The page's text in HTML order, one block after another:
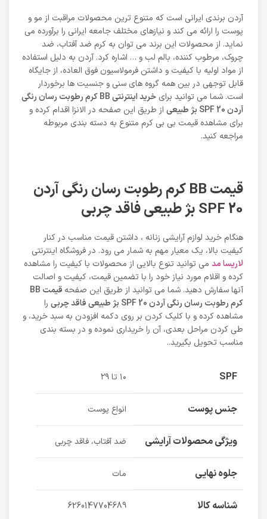
آردن برندی ایرانی است که متنوع ترین محصولات مراقبت از مو و
پوست را ارائه می کند و نیازهای مختلف جامعه ایرانی را برآورده می
نماید. از محصولات این برند می توان به کرم ضد آفتاب، ضد
چروک، مرطوب کننده، بالم لب و … اشاره کرد. آردن به دلیل استفاده
از مواد اولیه با کیفیت و داشتن فرمولاسیون فوق العاده، از جایگاه
قابل توجهی در بین همه گروه های سنی و جنسیت ها برخوردار
است. شما می توانید برای
خرید اینترنتی BB کرم رطوبت رسان رنگی
آردن SPF 20 بژ طبیعی
از طریق این صفحه در الانزا اقدام کرده و
برای مشاهده قیمت بی بی کرم متنوع به دسته بندی مربوطه
مراجعه کنید.
قیمت BB کرم رطوبت رسان رنگی آردن
SPF 20 بژ طبیعی فاقد چربی
هنگام خرید لوازم آرایشی زنانه ، داشتن قیمت مناسب در کنار
کیفیت بالا، یک معیار مهم به شمار می رود. در فروشگاه اینترنتی
لاریسا مد می توانید تنوع بالایی از محصولات با کیفیت را مشاهده
کرده و اقلام مورد نیاز خود را با تضمین قیمت، کیفیت و اصالت
آنها سفارش دهید. شما می توانید از طریق این صفحه
قیمت BB
کرم رطوبت رسان رنگی آردن SPF 20 بژ طبیعی فاقد چربی
را
مشاهده کرده و با کلیک کردن بر روی دکمه افزودن به سبد خرید، و
طی کردن مراحل بعدی، آن را خریداری نموده و در بسته بندی
مناسب تحویل بگیرید..
SPF ۱۰ تا ۲۹
جنس پوست انواع پوست
ویژگی محصولات آرایشی ضد آفتاب، فاقد چربی
جلوه نهایی مات
شناسه کالا 6260147704689